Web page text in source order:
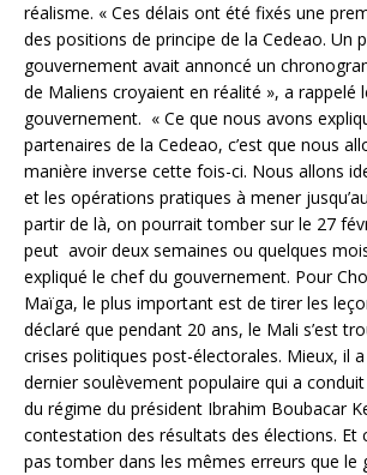
réalisme. « Ces délais ont été fixés une
des positions de principe de la Cedeao. Un
gouvernement avait annoncé un
de Maliens croyaient en réalité », a rappelé
gouvernement. « Ce que nous avons
partenaires de la Cedeao, c’est que nous
manière inverse cette fois-ci. Nous allons
et les opérations pratiques à mener
partir de là, on pourrait tomber sur le 27
peut avoir deux semaines ou quelques
expliqué le chef du gouvernement. Pour
Maïga, le plus important est de tirer les
déclaré que pendant 20 ans, le Mali s’est
crises politiques post-électorales. Mieux, il
dernier soulèvement populaire qui a
du régime du président Ibrahim Boubacar
contestation des résultats des élections. Et
pas tomber dans les mêmes erreurs que le